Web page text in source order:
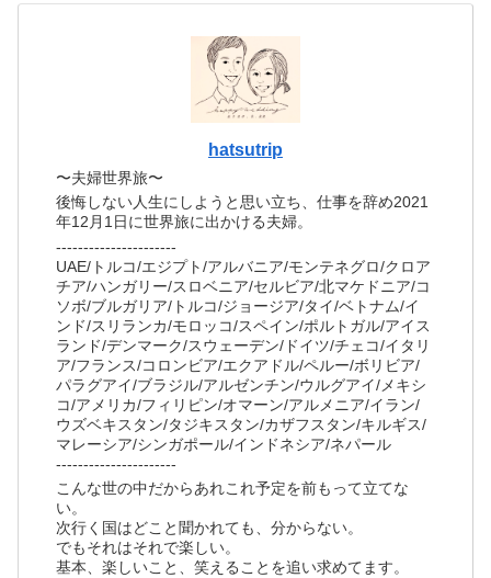
hatsutrip
〜夫婦世界旅〜
後悔しない人生にしようと思い立ち、仕事を辞め2021
年12月1日に世界旅に出かける夫婦。
----------------------
UAE/トルコ/エジプト/アルバニア/モンテネグロ/クロア
チア/ハンガリー/スロベニア/セルビア/北マケドニア/コ
ソボ/ブルガリア/トルコ/ジョージア/タイ/ベトナム/イ
ンド/スリランカ/モロッコ/スペイン/ポルトガル/アイス
ランド/デンマーク/スウェーデン/ドイツ/チェコ/イタリ
ア/フランス/コロンビア/エクアドル/ペルー/ボリビア/
パラグアイ/ブラジル/アルゼンチン/ウルグアイ/メキシ
コ/アメリカ/フィリピン/オマーン/アルメニア/イラン/
ウズベキスタン/タジキスタン/カザフスタン/キルギス/
マレーシア/シンガポール/インドネシア/ネパール
----------------------
こんな世の中だからあれこれ予定を前もって立てな
い。
次行く国はどこと聞かれても、分からない。
でもそれはそれで楽しい。
基本、楽しいこと、笑えることを追い求めてます。